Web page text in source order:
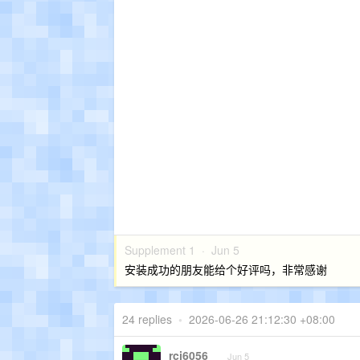
Supplement 1 · Jun 5
安装成功的朋友能给个好评吗，非常感谢
24 replies • 2026-06-26 21:12:30 +08:00
rcj6056 Jun 5